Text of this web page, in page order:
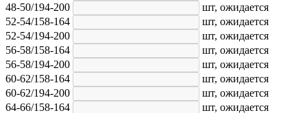
48-50/194-200
шт, ожидается
52-54/158-164
шт, ожидается
52-54/194-200
шт, ожидается
56-58/158-164
шт, ожидается
56-58/194-200
шт, ожидается
60-62/158-164
шт, ожидается
60-62/194-200
шт, ожидается
64-66/158-164
шт, ожидается